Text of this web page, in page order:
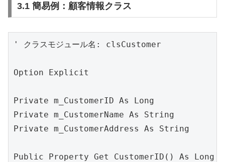
3.1 簡易例：顧客情報クラス
' クラスモジュール名: clsCustomer
Option Explicit
Private m_CustomerID As Long
Private m_CustomerName As String
Private m_CustomerAddress As String
Public Property Get CustomerID() As Long